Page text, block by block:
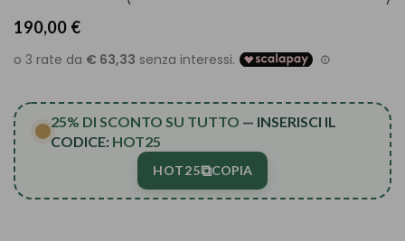
190,00 €
25% DI SCONTO SU TUTTO — INSERISCI IL
CODICE: HOT25
HOT25⧉COPIA